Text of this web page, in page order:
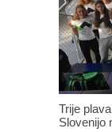
Trije
Slovenijo